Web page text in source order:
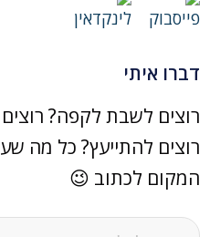
דברו איתי
רוצים לשבת לקפה?
רוצים להתייעץ? כל מה
המקום לכתוב 😉